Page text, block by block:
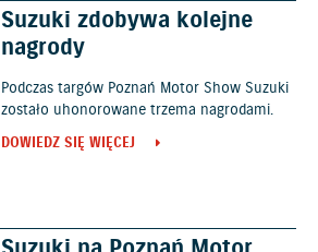
Suzuki zdobywa kolejne
nagrody
Podczas targów Poznań Motor Show Suzuki
zostało uhonorowane trzema nagrodami.
DOWIEDZ SIĘ WIĘCEJ